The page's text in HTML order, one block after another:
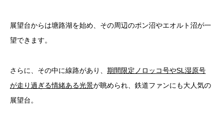
展望台からは塘路湖を始め、その周辺のポン沼やエオルト沼が一
望できます。
さらに、その中に線路があり、 期間限定ノロッコ号やSL湿原号
が走り過ぎる情緒ある光景が眺められ、鉄道ファンにも大人気の
展望台。